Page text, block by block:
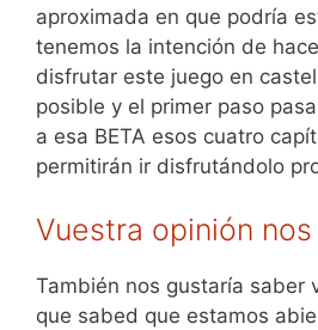
aproximada en que podría
tenemos la intención de
disfrutar este juego en
posible y el primer paso
a esa BETA esos cuatro
permitirán ir disfrutándolo
Vuestra opinión
También nos gustaría saber
que sabed que estamos